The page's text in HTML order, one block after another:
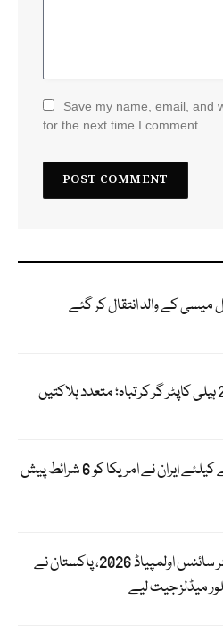
Save my name, email, and
for the next time I comment.
میسی کے والد انتقال کر گئے
آبنائے ہرمز کھولنے کیلئے ایران نے امریکا کو 6 شرائط پیش
انٹرنیشنل نیوکلیئر سائنس اولمپیاڈ 2026، پاکستان نے
میڈلز جیت لیے